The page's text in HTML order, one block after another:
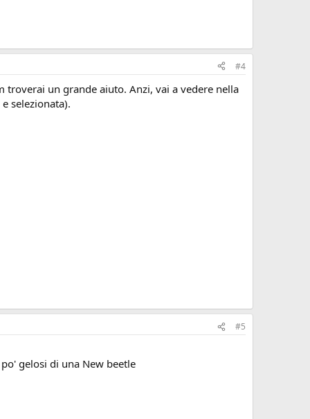
#4
un grande aiuto. Anzi, vai a vedere nella
selezionata).
#5
gelosi di una New beetle